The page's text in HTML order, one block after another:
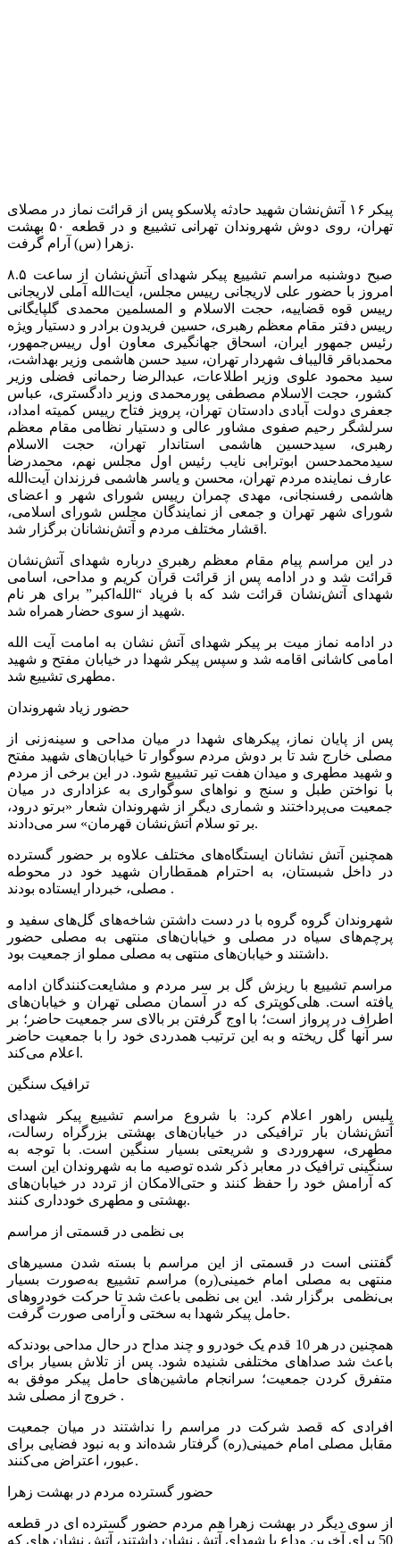
پیکر ۱۶ آتش‌نشان شهید حادثه پلاسکو پس از قرائت نماز در مصلای
تهران، روی دوش شهروندان تهرانی تشییع و در قطعه ۵۰ بهشت
زهرا (س) آرام گرفت.
صبح دوشنبه مراسم تشییع پیکر شهدای آتش‌نشان از ساعت ۸.۵
امروز با حضور علی لاریجانی رییس مجلس، آیت‌الله آملی لاریجانی
رییس قوه قضاییه، حجت الاسلام و المسلمین محمدی گلپایگانی
رییس دفتر مقام معظم رهبری، حسین فریدون برادر و دستیار ویژه
رئیس جمهور ایران، اسحاق جهانگیری معاون اول رییس‌جمهور،
محمدباقر قالیباف شهردار تهران، سید حسن هاشمی وزیر بهداشت،
سید محمود علوی وزیر اطلاعات، عبدالرضا رحمانی فضلی وزیر
کشور، حجت الاسلام مصطفی پورمحمدی وزیر دادگستری، عباس
جعفری دولت آبادی دادستان تهران، پرویز فتاح رییس کمیته امداد،
سرلشگر رحیم صفوی مشاور عالی و دستیار نظامی مقام معظم
رهبری، سیدحسین هاشمی استاندار تهران، حجت الاسلام
سیدمحمدحسن ابوترابی نایب رئیس اول مجلس نهم، محمدرضا
عارف نماینده مردم تهران، محسن و یاسر هاشمی فرزندان آیت‌الله
هاشمی رفسنجانی، مهدی چمران رییس شورای شهر و اعضای
شورای شهر تهران و جمعی از نمایندگان مجلس شورای اسلامی،
اقشار مختلف مردم و آتش‌نشانان برگزار شد.
در این مراسم پیام مقام معظم رهبری درباره شهدای آتش‌نشان
قرائت شد و در ادامه پس از قرائت قرآن کریم و مداحی، اسامی
شهدای آتش‌نشان قرائت شد که با فریاد “الله‌اکبر” برای هر نام
شهید از سوی حضار همراه شد.
در ادامه نماز میت بر پیکر شهدای آتش نشان به امامت آیت الله
امامی کاشانی اقامه شد و سپس پیکر شهدا در خیابان مفتح و شهید
مطهری تشییع شد.
حضور زیاد شهروندان
پس از پایان نماز، پیکرهای شهدا در میان مداحی و سینه‌زنی از
مصلی خارج شد تا بر دوش مردم سوگوار تا خیابان‌های شهید مفتح
و شهید مطهری و میدان هفت تیر تشییع شود. در این برخی از مردم
با نواختن طبل و سنج و نواهای سوگواری به عزاداری در میان
جمعیت می‌پرداختند و شماری دیگر از شهروندان شعار «برتو درود،
بر تو سلام آتش‌نشان قهرمان» سر می‌دادند.
همچنین آتش نشانان ایستگاه‌های مختلف علاوه بر حضور گسترده
در داخل شبستان، به احترام همقطاران شهید خود در محوطه
مصلی، خبردار ایستاده‌ بودند .
شهروندان گروه گروه با در دست داشتن شاخه‌های گل‌های سفید و
پرچم‌های سیاه در مصلی و خیابان‌های منتهی به مصلی حضور
داشتند و خیابان‌های منتهی به مصلی مملو از جمعیت بود.
مراسم تشییع با ریزش گل‌ بر سر مردم و مشایعت‌کنندگان ادامه
یافته است. هلی‌کوپتری که در آسمان مصلی تهران و خیابان‌های
اطراف در پرواز است؛ با اوج گرفتن بر بالای سر جمعیت حاضر؛ بر
سر آنها گل ریخته و به این ترتیب همدردی خود را با جمعیت حاضر
اعلام می‌کند.
ترافیک سنگین
پلیس راهور اعلام کرد: با شروع مراسم تشییع پیکر شهدای
آتش‌نشان بار ترافیکی در خیابان‌های بهشتی بزرگراه رسالت،
مطهری، سهروردی و شریعتی بسیار سنگین است. با توجه به
سنگینی ترافیک در معابر ذکر شده توصیه ما به شهروندان این است
که آرامش خود را حفظ کنند و حتی‌الامکان از تردد در خیابان‌های
بهشتی و مطهری خودداری کنند.
بی نظمی در قسمتی از مراسم
گفتنی است در قسمتی از این مراسم با بسته شدن مسیرهای
منتهی به مصلی امام خمینی(ره) مراسم تشییع به‌صورت بسیار
بی‌نظمی برگزار شد. این بی نظمی باعث شد تا حرکت خودروهای
حامل پیکر شهدا به سختی و آرامی صورت گرفت.
همچنین در هر 10 قدم یک خودرو و چند مداح در حال مداحی بودندکه
باعث شد صداهای مختلفی شنیده شود. پس از تلاش بسیار برای
متفرق کردن جمعیت؛ سرانجام ماشین‌های حامل پیکر موفق به
خروج از مصلی شد .
افرادی که قصد شرکت در مراسم را نداشتند در میان جمعیت
مقابل مصلی امام خمینی(ره) گرفتار شده‌اند و به نبود فضایی برای
عبور، اعتراض می‌کنند.
حضور گسترده مردم در بهشت زهرا
از سوی دیگر در بهشت زهرا هم مردم حضور گسترده ای در قطعه
50 برای آخرین وداع با شهدای آتش نشان داشتند، آتش نشان های که